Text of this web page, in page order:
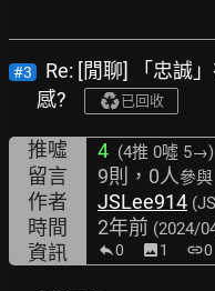
#3
Re: [閒聊] 「忠誠
感?
已回收
推噓 4 (4推 0噓 5→)
留言 9則，0人參與
作者 JSLee914
時間 2年前 (2024/
資訊 0 image1 link0